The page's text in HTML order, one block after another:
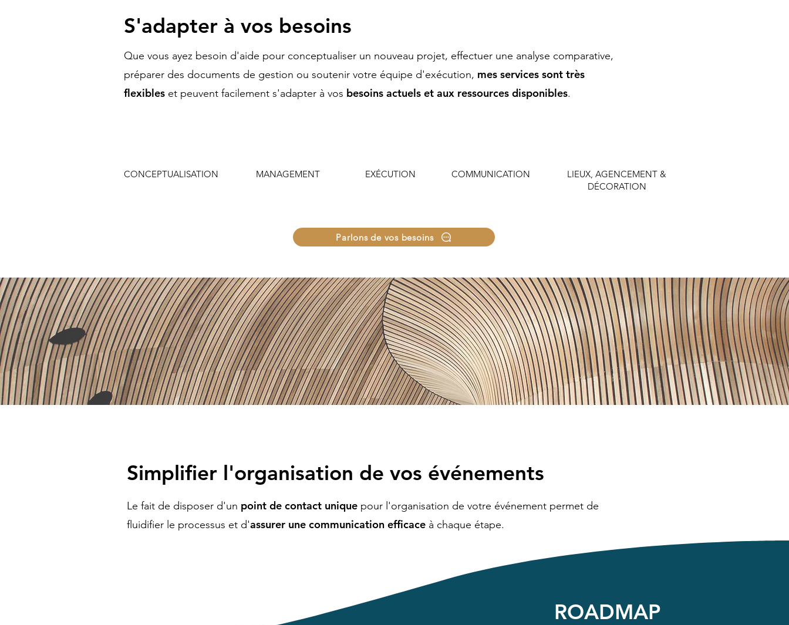
S'adapter à vos besoins
Que vous ayez besoin d'aide pour conceptualiser un nouveau projet, effectuer une analyse comparative,
préparer des documents de gestion ou soutenir votre équipe d'exécution, mes services sont très
flexibles et peuvent facilement s'adapter à vos besoins actuels et aux ressources disponibles.
CONCEPTUALISATION MANAGEMENT EXÉCUTION COMMUNICATION
LIEUX, AGENCEMENT &
DÉCORATION
Parlons de vos besoins
Simplifier l'organisation de vos événements
Le fait de disposer d'un point de contact unique pour l'organisation de votre événement permet de
fluidifier le processus et d'assurer une communication efficace à chaque étape.
ROADMAP